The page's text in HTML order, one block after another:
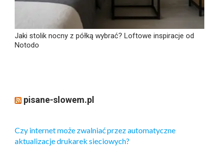
Jaki stolik nocny z półką wybrać? Loftowe inspiracje od
Notodo
pisane-slowem.pl
Czy internet może zwalniać przez automatyczne
aktualizacje drukarek sieciowych?